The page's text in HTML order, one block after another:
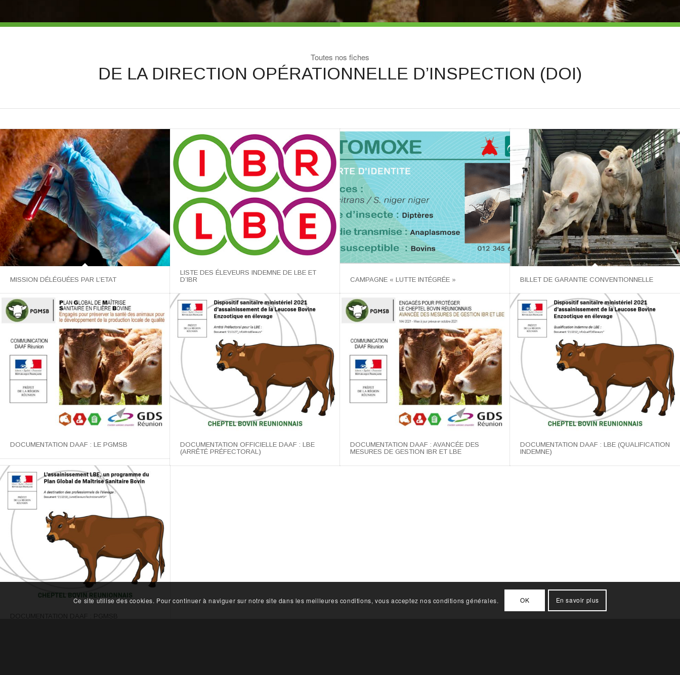
Toutes nos fiches
DE LA DIRECTION OPÉRATIONNELLE D’INSPECTION (DOI)
MISSION DÉLÉGUÉES PAR L’ETAT
LISTE DES ÉLEVEURS INDEMNE DE LBE ET
D’IBR
CAMPAGNE « LUTTE INTÉGRÉE » BILLET DE GARANTIE CONVENTIONNELLE
DOCUMENTATION DAAF : LE PGMSB
DOCUMENTATION OFFICIELLE DAAF : LBE
(ARRÊTÉ PRÉFECTORAL)
DOCUMENTATION DAAF : AVANCÉE DES
MESURES DE GESTION IBR ET LBE
DOCUMENTATION DAAF : LBE (QUALIFICATION
INDEMNE)
Ce site utilise des cookies. Pour continuer à naviguer sur notre site dans les meilleures conditions, vous acceptez nos conditions générales. OK En savoir plus